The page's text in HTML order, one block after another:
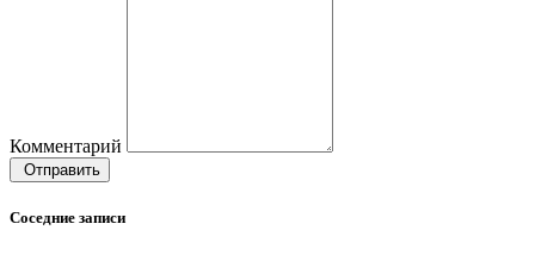
Комментарий
Отправить
Соседние записи